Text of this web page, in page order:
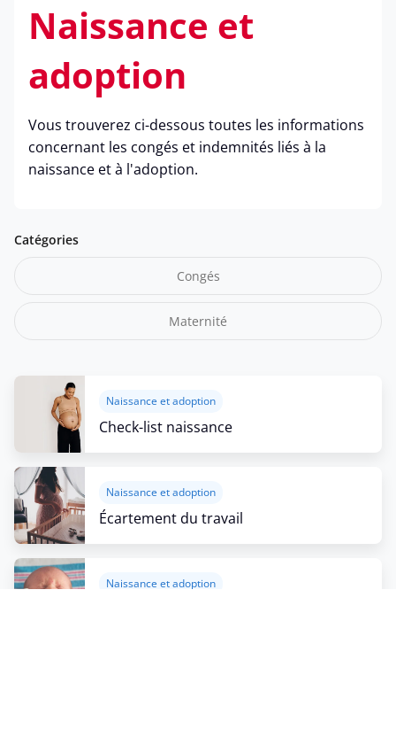
Naissance et
adoption
Vous trouverez ci-dessous toutes les informations
concernant les congés et indemnités liés à la
naissance et à l'adoption.
Catégories
Congés
Maternité
Naissance et adoption
Check-list naissance
Naissance et adoption
Écartement du travail
Naissance et adoption